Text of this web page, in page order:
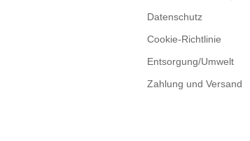
Datenschutz
Cookie-Richtlinie
Entsorgung/Umwelt
Zahlung und Versand